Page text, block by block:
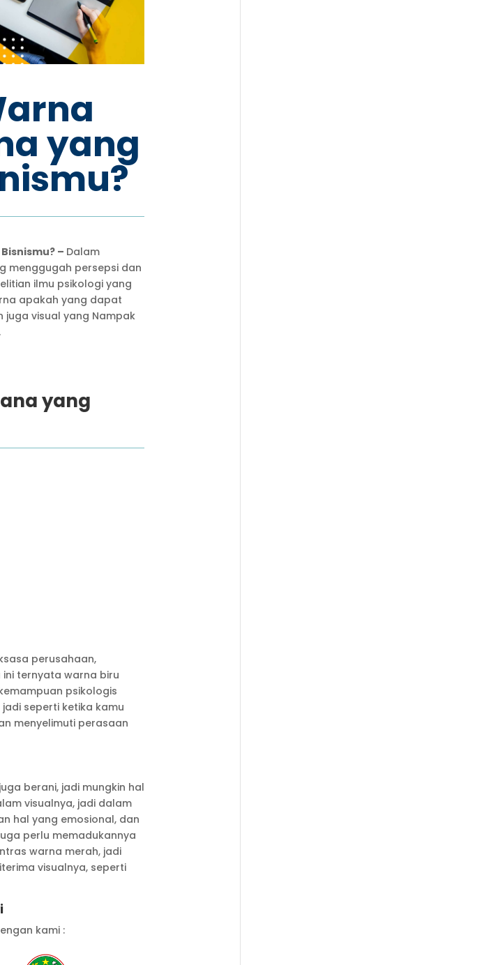
yang
– Dalam
menggugah persepsi dan
ilmu psikologi yang
apakah yang dapat
visual yang Nampak
yang
perusahaan,
ternyata warna biru
psikologis
seperti ketika kamu
menyelimuti perasaan
berani, jadi mungkin hal
visualnya, jadi dalam
hal yang emosional, dan
perlu memadukannya
warna merah, jadi
visualnya, seperti
kami :